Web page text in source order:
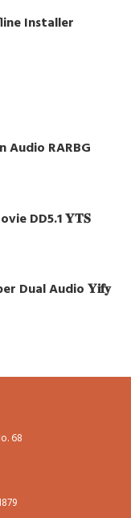
Installer
Audio RARBG
DD5.1 𝐘𝐓𝐒
Dual Audio 𝐘𝐢𝐟𝐲
68